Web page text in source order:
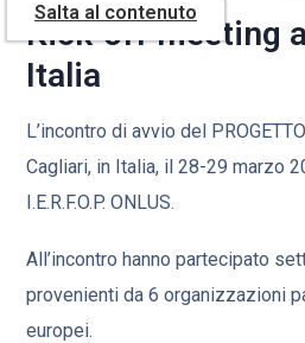
Salta al contenuto
Kick-off meeting
Italia
L’incontro di avvio del
Cagliari, in Italia, il 28-29 marzo
I.E.R.F.O.P. ONLUS.
All’incontro hanno partecipato
provenienti da 6 organizzazioni
europei.